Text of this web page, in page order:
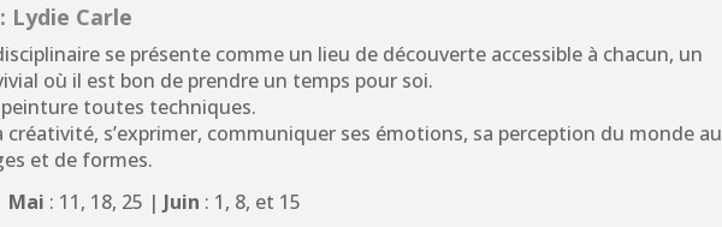
Lydie Carle
se présente comme un lieu de découverte accessible à chacun, un
où il est bon de prendre un temps pour soi.
toutes techniques.
créativité, s’exprimer, communiquer ses émotions, sa perception du monde au
et de formes.
Mai : 11, 18, 25 | Juin : 1, 8, et 15